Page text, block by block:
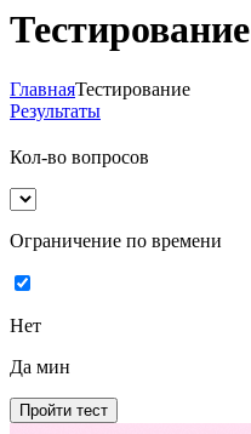
Тестирование
ГлавнаяТестирование
Результаты
Кол-во вопросов
Ограничение по времени
Нет
Да мин
Пройти тест